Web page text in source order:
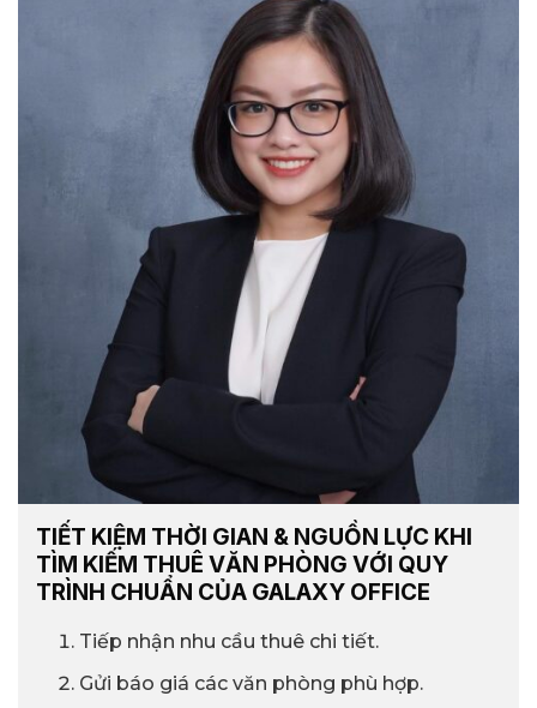
TIẾT KIỆM THỜI GIAN & NGUỒN LỰC KHI
TÌM KIẾM THUÊ VĂN PHÒNG VỚI QUY
TRÌNH CHUẨN CỦA GALAXY OFFICE
Tiếp nhận nhu cầu thuê chi tiết.
Gửi báo giá các văn phòng phù hợp.